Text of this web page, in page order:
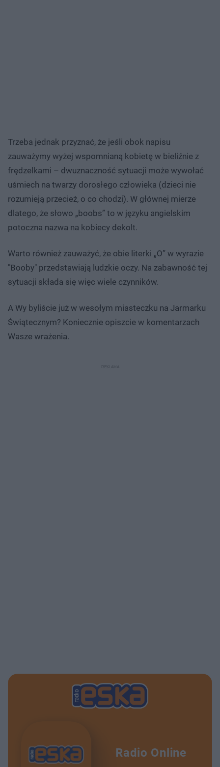
Trzeba jednak przyznać, że jeśli obok napisu
zauważymy wyżej wspomnianą kobietę w bieliźnie z
frędzelkami – dwuznaczność sytuacji może wywołać
uśmiech na twarzy dorosłego człowieka (dzieci nie
rozumieją przecież, o co chodzi). W głównej mierze
dlatego, że słowo „boobs” to w języku angielskim
potoczna nazwa na kobiecy dekolt.
Warto również zauważyć, że obie literki „O” w wyrazie
"Booby" przedstawiają ludzkie oczy. Na zabawność tej
sytuacji składa się więc wiele czynników.
A Wy byliście już w wesołym miasteczku na Jarmarku
Świątecznym? Koniecznie opiszcie w komentarzach
Wasze wrażenia.
Radio Online